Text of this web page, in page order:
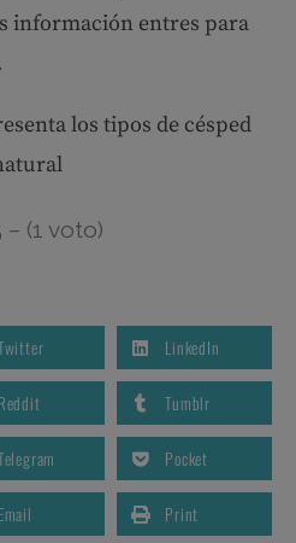
información entres para
los tipos de césped
(1 voto)
LinkedIn
Reddit Tumblr
Pocket
Email Print